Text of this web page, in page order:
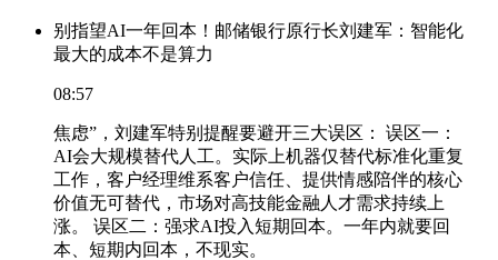
别指望AI一年回本！邮储银行原行长刘建军：智能化
最大的成本不是算力
08:57
焦虑”，刘建军特别提醒要避开三大误区： 误区一：
AI会大规模替代人工。实际上机器仅替代标准化重复
工作，客户经理维系客户信任、提供情感陪伴的核心
价值无可替代，市场对高技能金融人才需求持续上
涨。 误区二：强求AI投入短期回本。一年内就要回
本、短期内回本，不现实。